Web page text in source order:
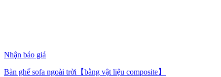
Nhận báo giá
Bàn ghế sofa ngoài trời【bằng vật liệu composite】